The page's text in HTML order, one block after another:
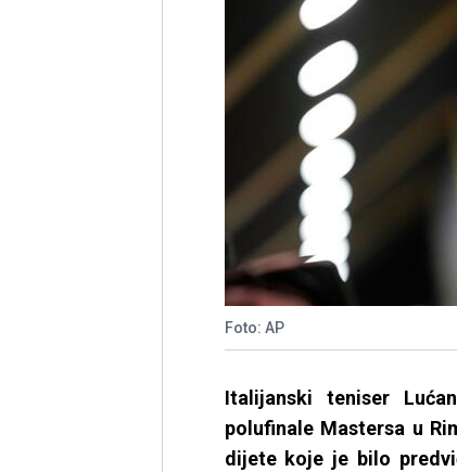
Foto: AP
Italijanski teniser
polufinale Mastersa u
dijete koje je bilo